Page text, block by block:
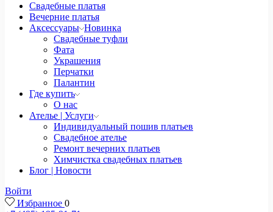
Свадебные платья
Вечерние платья
Аксессуары Новинка
Свадебные туфли
Фата
Украшения
Перчатки
Палантин
Где купить
О нас
Ателье | Услуги
Индивидуальный пошив платьев
Свадебное ателье
Ремонт вечерних платьев
Химчистка свадебных платьев
Блог | Новости
Войти
Избранное 0